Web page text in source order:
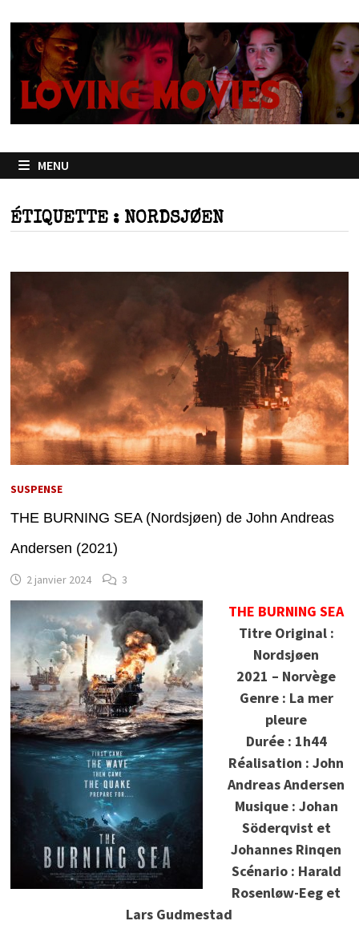
contenu
MENU
ÉTIQUETTE : NORDSJØEN
SUSPENSE
THE BURNING SEA (Nordsjøen) de John Andreas
Andersen (2021)
2 janvier 2024 3
THE BURNING SEA
Titre Original :
Nordsjøen
2021 – Norvège
Genre : La mer
pleure
Durée : 1h44
Réalisation : John
Andreas Andersen
Musique : Johan
Söderqvist et
Johannes Rinqen
Scénario : Harald
Rosenløw-Eeg et
Lars Gudmestad